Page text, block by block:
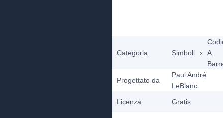
Categoria Simboli ›
A
Progettato da
Paul André
LeBlanc
Licenza
Gratis